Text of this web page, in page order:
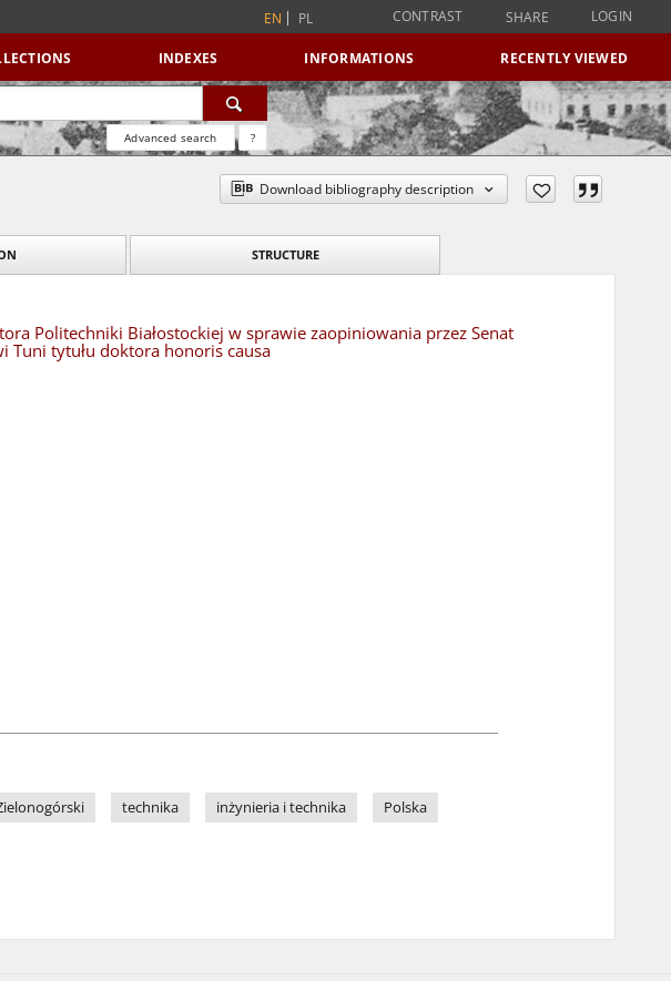
EN PL CONTRAST SHARE LOGIN
INDEXES INFORMATIONS RECENTLY VIEWED
Advanced search ?
Download bibliography description
STRUCTURE
Politechniki Białostockiej w sprawie zaopiniowania przez Senat
Tuni tytułu doktora honoris causa
technika inżynieria i technika Polska